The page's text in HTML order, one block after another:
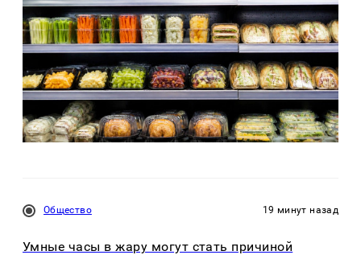
Общество 19 минут назад
Умные часы в жару могут стать причиной